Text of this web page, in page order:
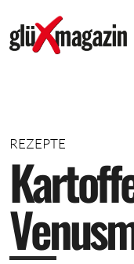
REZEPTE
Kartoff
Venus